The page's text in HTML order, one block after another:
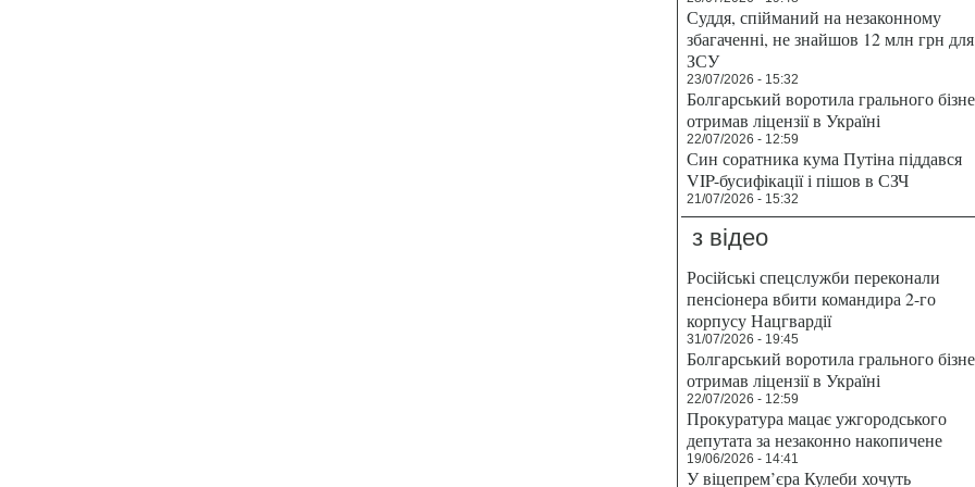
Суддя, спійманий на незаконному
збагаченні, не знайшов 12 млн грн для
ЗСУ
23/07/2026 - 15:32
Болгарський воротила грального
отримав ліцензії в Україні
22/07/2026 - 12:59
Син соратника кума Путіна піддався
VIP-бусифікації і пішов в СЗЧ
21/07/2026 - 15:32
з відео
Російські спецслужби переконали
пенсіонера вбити командира 2-го
корпусу Нацгвардії
31/07/2026 - 19:45
Болгарський воротила грального
отримав ліцензії в Україні
22/07/2026 - 12:59
Прокуратура мацає ужгородського
депутата за незаконно накопичене
19/06/2026 - 14:41
У віцепрем’єра Кулеби хочуть